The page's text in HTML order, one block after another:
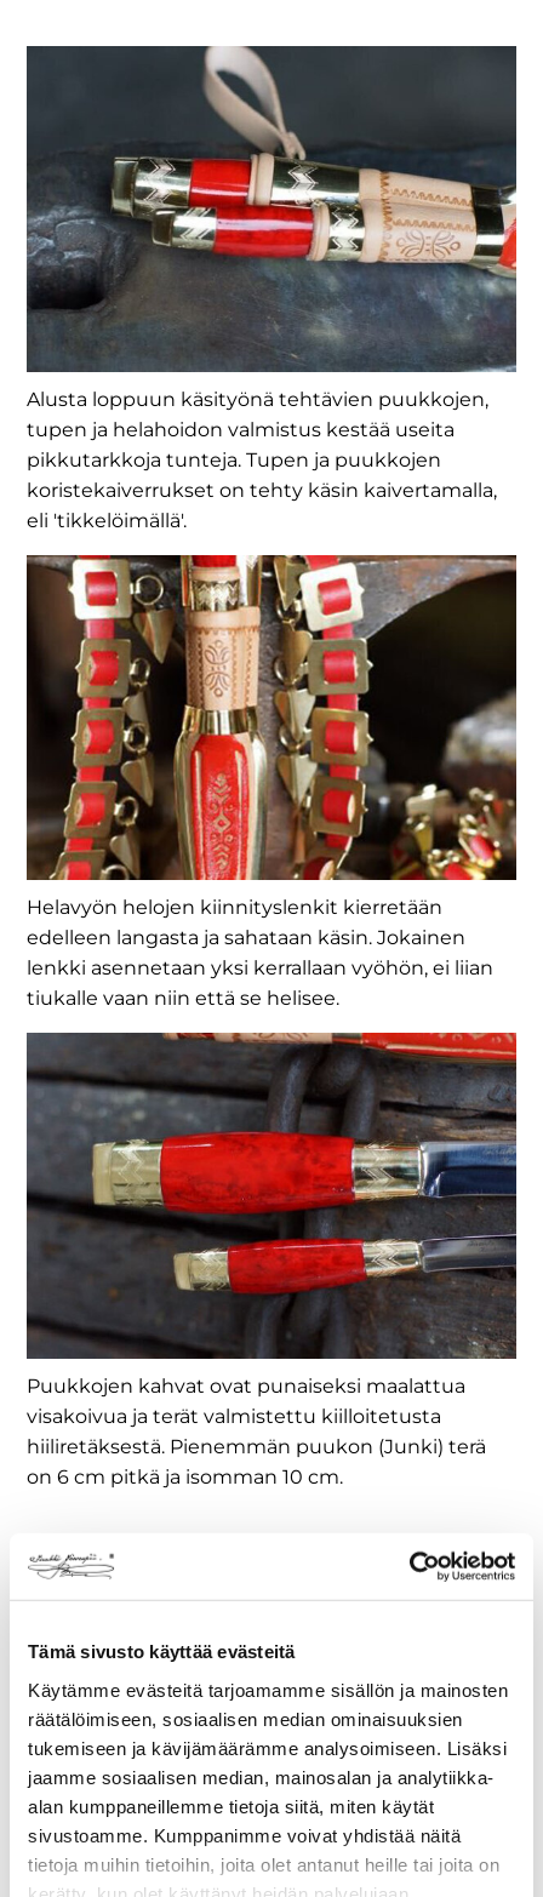
Tämä sivusto käyttää evästeitä
Käytämme evästeitä tarjoamamme sisällön ja mainosten
räätälöimiseen, sosiaalisen median ominaisuuksien
tukemiseen ja kävijämäärämme analysoimiseen. Lisäksi
jaamme sosiaalisen median, mainosalan ja analytiikka-
alan kumppaneillemme tietoja siitä, miten käytät
sivustoamme. Kumppanimme voivat yhdistää näitä
tietoja muihin tietoihin, joita olet antanut heille tai joita on
Alusta loppuun käsityönä tehtävien puukkojen,
tupen ja helahoidon valmistus kestää useita
pikkutarkkoja tunteja. Tupen ja puukkojen
koristekaiverrukset on tehty käsin kaivertamalla,
eli 'tikkelöimällä'.
Helavyön helojen kiinnityslenkit kierretään
edelleen langasta ja sahataan käsin. Jokainen
lenkki asennetaan yksi kerrallaan vyöhön, ei liian
tiukalle vaan niin että se helisee.
Puukkojen kahvat ovat punaiseksi maalattua
visakoivua ja terät valmistettu kiilloitetusta
hiiliretäksestä. Pienemmän puukon (Junki) terä
on 6 cm pitkä ja isomman 10 cm.
KAUHAVALAISTA
LOPPUUN SAAKKA
Puukkojen kahvat ovat punaiseksi
maalattua visakoivua ja terät
valmistettu kiilloitetusta hiiliretäksestä.
Pienemmän puukon (Junki) terä on 6
cm pitkä ja isomman 10 cm.
Vuosikymmenestä toiseen tämä
Kauhavalaisen käsityön taidonnäyte on